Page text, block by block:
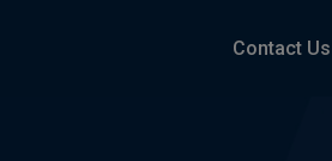
Contact Us